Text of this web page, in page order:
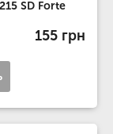
SD Forte
155 грн